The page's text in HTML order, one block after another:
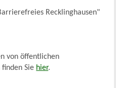
Recklinghausen"
von öffentlichen
Sie hier.